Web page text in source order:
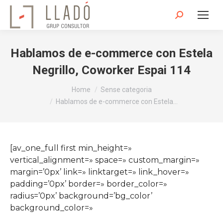
Search:
Hablamos de e-commerce con Estela
Negrillo, Coworker Espai 114
Home
Sense categoria
Hablamos de e-commerce con Estela…
[av_one_full first min_height=»
vertical_alignment=» space=» custom_margin=»
margin=’0px’ link=» linktarget=» link_hover=»
padding=’0px’ border=» border_color=»
radius=’0px’ background=’bg_color’
background_color=»